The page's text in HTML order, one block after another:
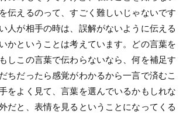
伝えるのって、すごく難しいじゃないです
人が相手の時は、誤解がないように伝える
かということは考えています。どの言葉を
しこの言葉で伝わらないなら、何を補足す
ちだったら感覚がわかるから一言で済むこ
をよく見て、言葉を選んでいるかもしれな
だと、表情を見るということになってくる